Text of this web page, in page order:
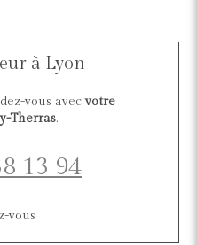
à Lyon
vous avecvotre
Therras.
13 94
vous